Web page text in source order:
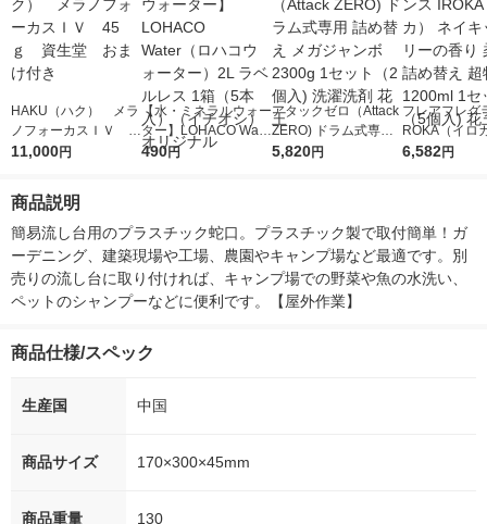
HAKU（ハク） メラ
ノフォーカスＩＶ 4
5ｇ 資生堂 おまけ
11,000円
【水・ミネラルウォー
ター】LOHACO Wate
r（ロハコウォータ
490円
アタックゼロ（Attack
ZERO) ドラム式専用
詰め替え メガジャン
5,820円
フレアフレグ
ROKA（イロ
イキッドリリ
6,582円
商品説明
簡易流し台用のプラスチック蛇口。プラスチック製で取付簡単！ガ
ーデニング、建築現場や工場、農園やキャンプ場など最適です。別
売りの流し台に取り付ければ、キャンプ場での野菜や魚の水洗い、
ペットのシャンプーなどに便利です。【屋外作業】
商品仕様/スペック
生産国 中国
商品サイズ 170×300×45mm
商品重量 130